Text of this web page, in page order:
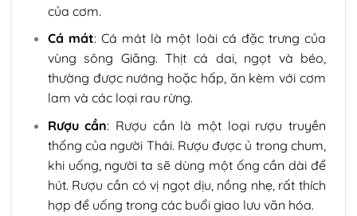
của cơm.
Cá mát: Cá mát là một loài cá đặc trưng của
vùng sông Giăng. Thịt cá dai, ngọt và béo,
thường được nướng hoặc hấp, ăn kèm với cơm
lam và các loại rau rừng.
Rượu cần: Rượu cần là một loại rượu truyền
thống của người Thái. Rượu được ủ trong chum,
khi uống, người ta sẽ dùng một ống cần dài để
hút. Rượu cần có vị ngọt dịu, nồng nhẹ, rất thích
hợp để uống trong các buổi giao lưu văn hóa.